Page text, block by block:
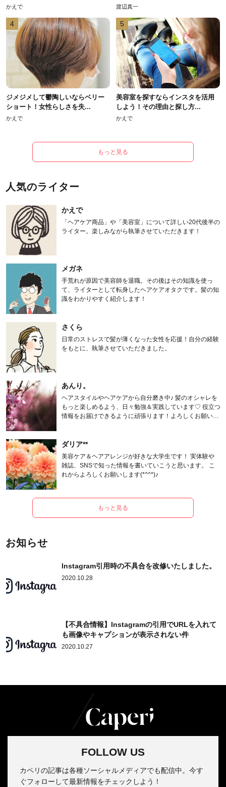
かえで 渡辺真一
4
ジメジメして鬱陶しいならベリー
ショート！女性らしさを失...
かえで
5
美容室を探すならインスタを活用
しよう！その理由と探し方...
かえで
もっと見る
人気のライター
かえで
「ヘアケア商品」や「美容室」について詳しい20代後半の
ライター。楽しみながら執筆させていただきます！
メガネ
手荒れが原因で美容師を退職。その後はその知識を使っ
て、ライターとして転身したヘアケアオタクです。髪の知
識をわかりやすく紹介します！
さくら
日常のストレスで髪が薄くなった女性を応援！自分の経験
をもとに、執筆させていただきました。
あんり。
ヘアスタイルやヘアケアから自分磨き中♪ 髪のオシャレを
もっと楽しめるよう、日々勉強＆実践しています♡ 役立つ
情報をお届けできるように頑張ります！よろしくお願いし
ダリア**
美容ケア＆ヘアアレンジが好きな大学生です！ 実体験や
雑誌、SNSで知った情報を書いていこうと思います。 こ
れからよろしくお願いします(*^^*)♪
もっと見る
お知らせ
Instagram引用時の不具合を改修いたしました。
2020.10.28
【不具合情報】Instagramの引用でURLを入れて
も画像やキャプションが表示されない件
2020.10.27
FOLLOW US
カペリの記事は各種ソーシャルメディアでも配信中。今す
ぐフォローして最新情報をチェックしよう！